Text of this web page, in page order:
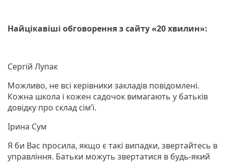
Найцікавіші обговорення з сайту «20 хвилин»:
Сергій Лупак
Можливо, не всі керівники закладів повідомлені.
Кожна школа і кожен садочок вимагають у батьків
довідку про склад сім’ї.
Ірина Сум
Я би Вас просила, якщо є такі випадки, звертайтесь в
управління. Батьки можуть звертатися в будь-який